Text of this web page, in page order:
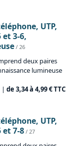
UTP,
et 3-6,
/ 26
deux paires
lumineuse
| de 3,34 à 4,99 € TTC
UTP,
et 7-8 / 27